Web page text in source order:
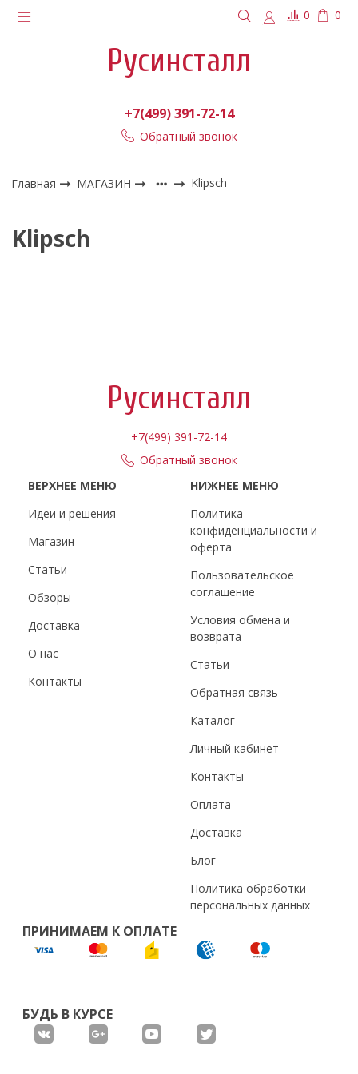
0 0
Русинсталл
+7(499) 391-72-14
Обратный звонок
Главная МАГАЗИН Klipsch
Klipsch
Русинсталл
+7(499) 391-72-14
Обратный звонок
ВЕРХНЕЕ МЕНЮ
Идеи и решения
Магазин
Статьи
Обзоры
Доставка
О нас
Контакты
НИЖНЕЕ МЕНЮ
Политика
конфиденциальности и
оферта
Пользовательское
соглашение
Условия обмена и
возврата
Статьи
Обратная связь
Каталог
Личный кабинет
Контакты
Оплата
Доставка
Блог
Политика обработки
персональных данных
ПРИНИМАЕМ К ОПЛАТЕ
БУДЬ В КУРСЕ